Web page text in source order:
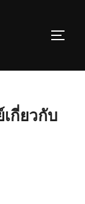
เกี่ยวกับ